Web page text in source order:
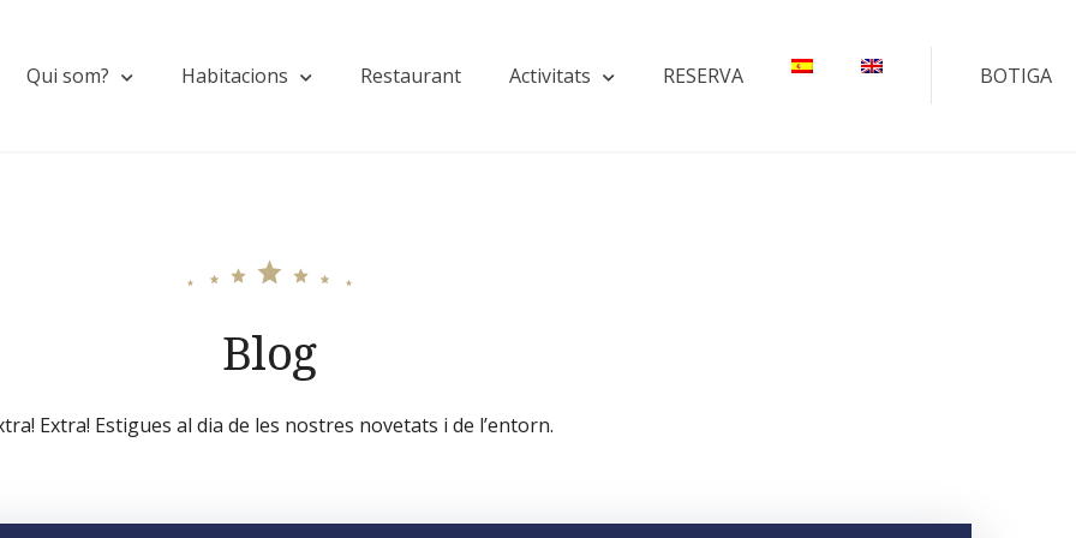
Qui som? Habitacions Restaurant Activitats RESERVA BOTIGA
Blog
Extra! Estigues al dia de les nostres novetats i de l’entorn.